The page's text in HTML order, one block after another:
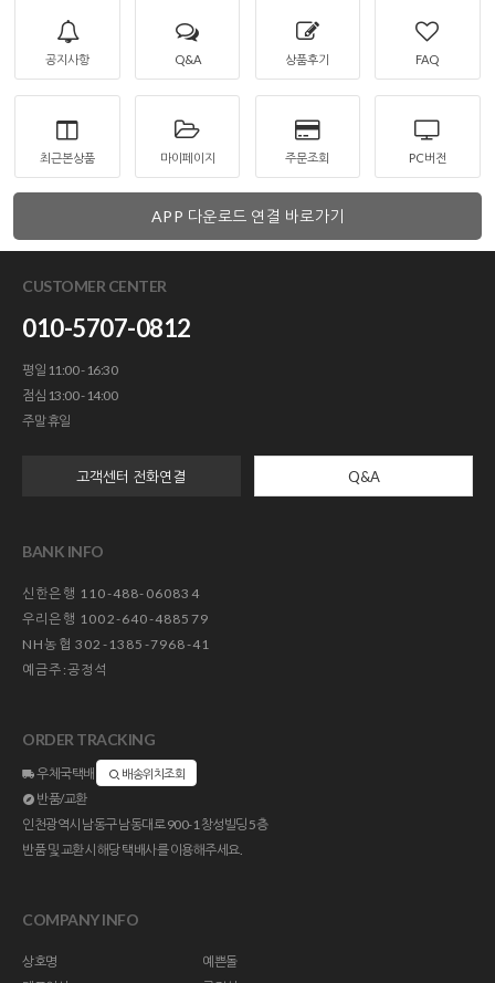
공지사항 Q&A 상품후기 FAQ
최근본상품 마이페이지 주문조회 PC버전
APP 다운로드 연결 바로가기
CUSTOMER CENTER
010-5707-0812
평일 11:00 - 16:30
점심 13:00 - 14:00
주말 휴일
고객센터 전화연결 Q&A
BANK INFO
신한은행 110-488-060834
우리은행 1002-640-488579
NH농협 302-1385-7968-41
예금주:공정석
ORDER TRACKING
우체국택배 배송위치조회
반품/교환
인천광역시 남동구 남동대로 900-1 창성빌딩 5층
반품 및 교환시 해당 택배사를 이용해주세요.
COMPANY INFO
상호명
예쁜돌